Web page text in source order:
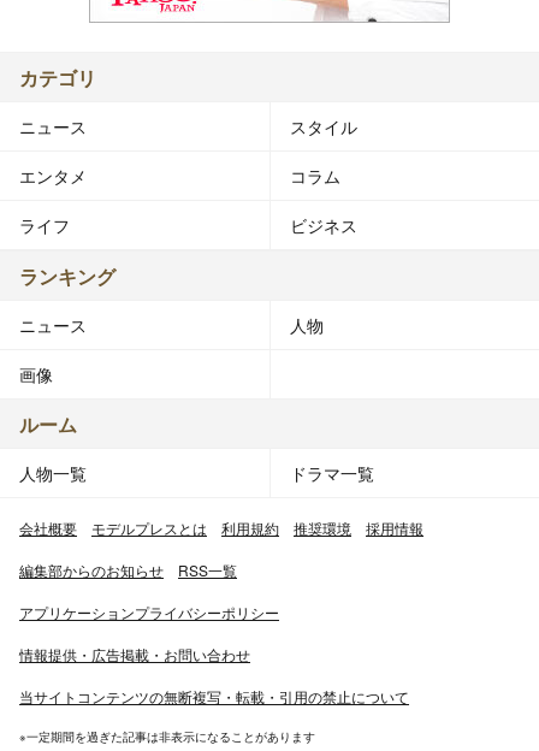
カテゴリ
ニュース スタイル
エンタメ コラム
ライフ ビジネス
ランキング
ニュース 人物
画像
ルーム
人物一覧 ドラマ一覧
会社概要 モデルプレスとは 利用規約 推奨環境 採用情報
編集部からのお知らせ RSS一覧
アプリケーションプライバシーポリシー
情報提供・広告掲載・お問い合わせ
当サイトコンテンツの無断複写・転載・引用の禁止について
※一定期間を過ぎた記事は非表示になることがあります